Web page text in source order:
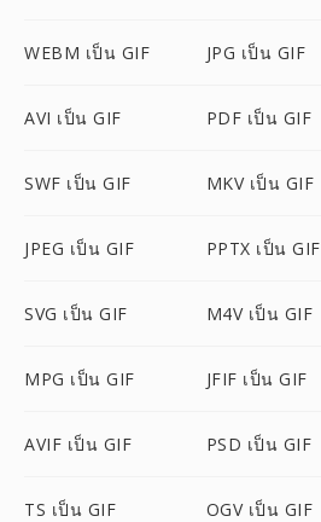
WEBM เป็น GIF JPG เป็น GIF
AVI เป็น GIF PDF เป็น GIF
SWF เป็น GIF MKV เป็น GIF
JPEG เป็น GIF PPTX เป็น GIF
SVG เป็น GIF M4V เป็น GIF
MPG เป็น GIF JFIF เป็น GIF
AVIF เป็น GIF PSD เป็น GIF
TS เป็น GIF OGV เป็น GIF